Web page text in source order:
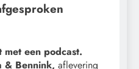
met een podcast.
& Bennink,aflevering